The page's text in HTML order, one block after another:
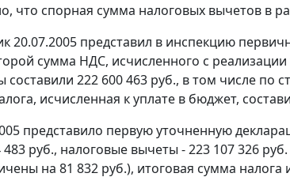
что спорная сумма налоговых вычетов в
20.07.2005 представил в инспекцию
сумма НДС, исчисленного с реализации
222 600 463 руб., в том числе по
исчисленная к уплате в бюджет,
представило первую уточненную
483 руб., налоговые вычеты - 223 107 326
на 81 832 руб.), итоговая сумма налога